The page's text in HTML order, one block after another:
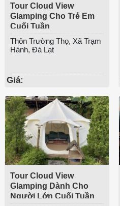
Tour Cloud View
Glamping Cho Trẻ Em
Cuối Tuần
Thôn Trường Thọ, Xã Trạm
Hành, Đà Lạt
Giá:
Tour Cloud View
Glamping Dành Cho
Người Lớn Cuối Tuần